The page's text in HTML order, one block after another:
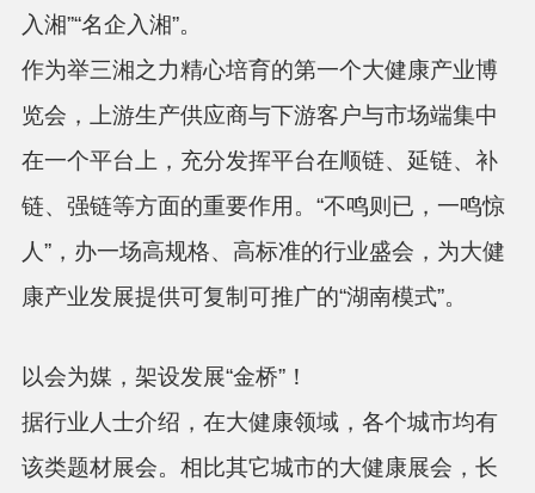
入湘”“名企入湘”。
作为举三湘之力精心培育的第一个大健康产业博
览会，上游生产供应商与下游客户与市场端集中
在一个平台上，充分发挥平台在顺链、延链、补
链、强链等方面的重要作用。 “不鸣则已，一鸣惊
人”，办一场高规格、高标准的行业盛会，为大健
康产业发展提供可复制可推广的“湖南模式”。
以会为媒，架设发展“金桥”！
据行业人士介绍，在大健康领域，各个城市均有
该类题材展会。相比其它城市的大健康展会，长